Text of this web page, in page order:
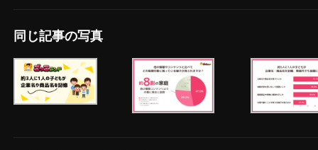
同じ記事の写真